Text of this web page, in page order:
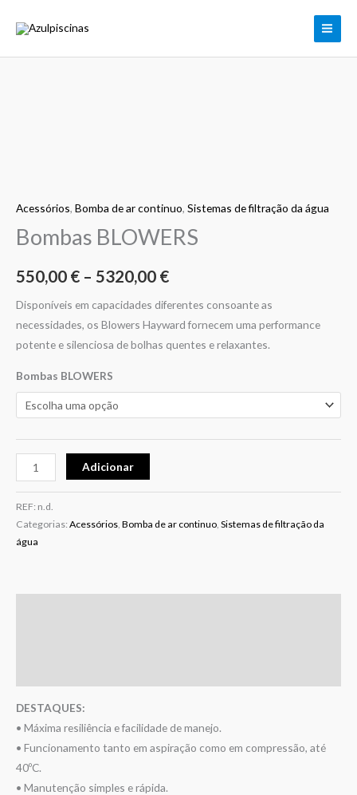
Acessórios, Bomba de ar continuo, Sistemas de filtração da água
Bombas BLOWERS
550,00 € – 5320,00 €
through
5320,00 €
Disponíveis em capacidades diferentes consoante as
necessidades, os Blowers Hayward fornecem uma performance
potente e silenciosa de bolhas quentes e relaxantes.
Bombas BLOWERS
Adicionar
REF: n.d.
Categorias: Acessórios Bomba de ar continuo Sistemas de filtração da
água
DESTAQUES:
• Máxima resiliência e facilidade de manejo.
• Funcionamento tanto em aspiração como em compressão, até
40ºC.
• Manutenção simples e rápida.